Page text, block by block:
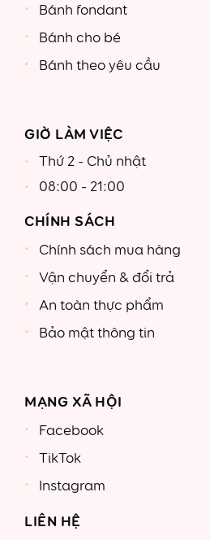
Bánh fondant
Bánh cho bé
Bánh theo yêu cầu
GIỜ LÀM VIỆC
Thứ 2 - Chủ nhật
08:00 - 21:00
CHÍNH SÁCH
Chính sách mua hàng
Vận chuyển & đổi trả
An toàn thực phẩm
Bảo mật thông tin
MẠNG XÃ HỘI
Facebook
TikTok
Instagram
LIÊN HỆ